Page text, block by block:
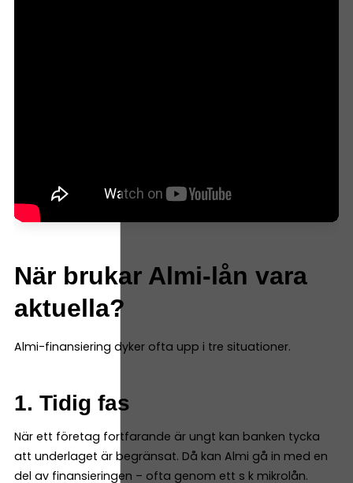
När brukar Almi-lån vara
aktuella?
Almi-finansiering dyker ofta upp i tre situationer.
1. Tidig fas
När ett företag fortfarande är ungt kan banken tycka
att underlaget är begränsat. Då kan Almi gå in med en
del av finansieringen – ofta genom ett s k mikrolån.